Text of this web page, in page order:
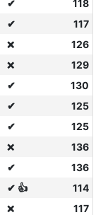
✔
118
✔
117
❌
126
❌
129
✔
130
✔
125
✔
125
❌
136
✔
136
✔ 👍
114
❌
117